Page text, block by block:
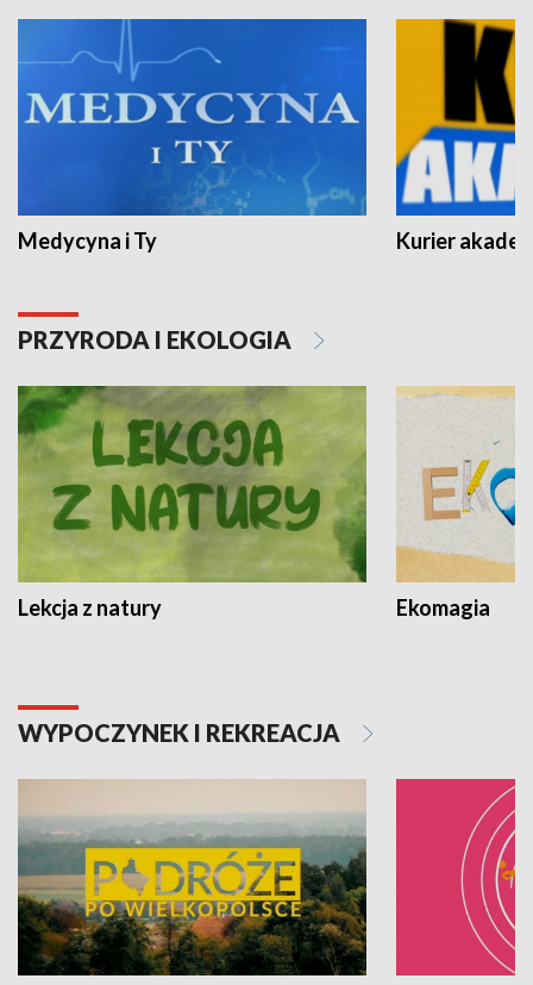
Medycyna i Ty Kurier
PRZYRODA I EKOLOGIA
Lekcja z natury Ekomagia
WYPOCZYNEK I REKREACJA